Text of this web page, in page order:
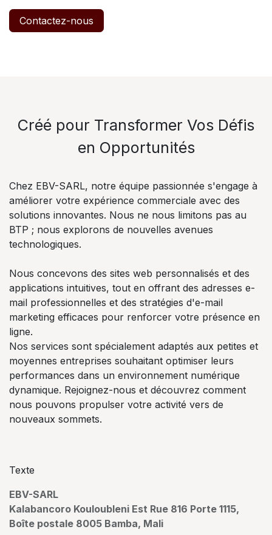
Contactez-nous
Créé pour Transformer Vos Défis
en Opportunités
Chez EBV-SARL, notre équipe passionnée s'engage à
améliorer votre expérience commerciale avec des
solutions innovantes. Nous ne nous limitons pas au
BTP ; nous explorons de nouvelles avenues
technologiques.
Nous concevons des sites web personnalisés et des
applications intuitives, tout en offrant des adresses e-
mail professionnelles et des stratégies d'e-mail
marketing efficaces pour renforcer votre présence en
ligne.
Nos services sont spécialement adaptés aux petites et
moyennes entreprises souhaitant optimiser leurs
performances dans un environnement numérique
dynamique. Rejoignez-nous et découvrez comment
nous pouvons propulser votre activité vers de
nouveaux sommets.
Texte
EBV-SARL
Kalabancoro Kouloubleni Est Rue 816 Porte 1115,
Boîte postale 8005 Bamba, Mali